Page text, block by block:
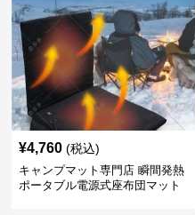
¥4,760 (税込)
キャンプマット専門店 瞬間発熱
ポータブル電源式座布団マット